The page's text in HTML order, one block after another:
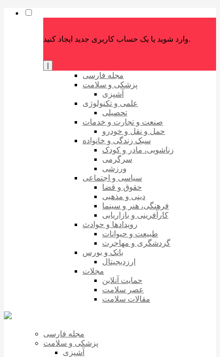
وارد شوید یا یک حساب کاربری جدید ایجاد کنید.
مجله فارسی
پزشکی و سلامت
آشپزی
علمی و تکنولوژی
تحصیلی
صنعت و تجارت و خدمات
حمل و نقل و خودرو
سبک زندگی و خانواده
زناشویی، مادر و کودک
سرگرمی
ورزشی
سیاسی و اجتماعی
حقوق و قضا
دینی و مذهبی
فرهنگی، هنر و سینما
کارآفرینی و بازاریابی
رویدادها و حوادث
طبیعت و حیوانات
گردشگری و مهاجرت
بانک و بورس
ارزدیجیتال
مجلات
حمایت آنلاین
عصر سلامت
مقالات سلامت
مجله فارسی
پزشکی و سلامت
آشپزی